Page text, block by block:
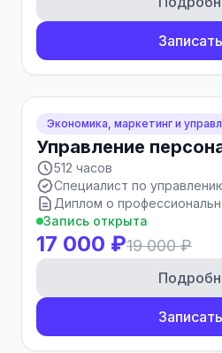
Экономика, маркетинг и
Управление
512 часов
Специалист по
Диплом о
Запись открыта
17 000 ₽19 000 ₽